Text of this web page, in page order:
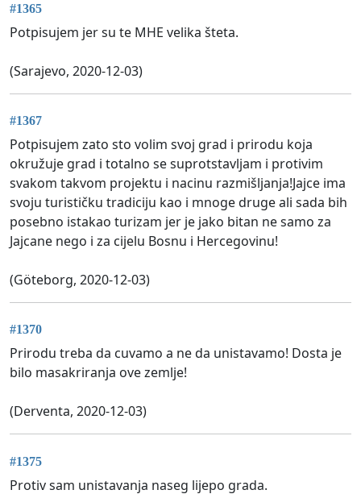
#1365
Potpisujem jer su te MHE velika šteta.
(Sarajevo, 2020-12-03)
#1367
Potpisujem zato sto volim svoj grad i prirodu koja
okružuje grad i totalno se suprotstavljam i protivim
svakom takvom projektu i nacinu razmišljanja!Jajce ima
svoju turističku tradiciju kao i mnoge druge ali sada bih
posebno istakao turizam jer je jako bitan ne samo za
Jajcane nego i za cijelu Bosnu i Hercegovinu!
(Göteborg, 2020-12-03)
#1370
Prirodu treba da cuvamo a ne da unistavamo! Dosta je
bilo masakriranja ove zemlje!
(Derventa, 2020-12-03)
#1375
Protiv sam unistavanja naseg lijepo grada.